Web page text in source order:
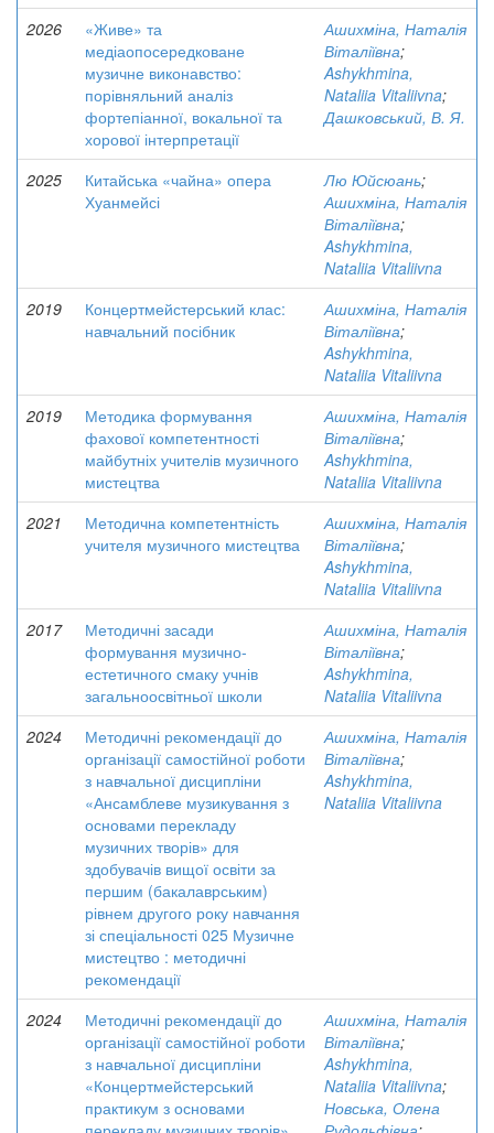
2026
«Живе» та
медіаопосередковане
музичне виконавство:
порівняльний аналіз
фортепіанної, вокальної та
хорової інтерпретації
Ашихміна, Наталія
Віталіївна;
Ashykhmina,
Nataliia Vitaliivna;
Дашковський, В. Я.
2025
Китайська «чайна» опера
Хуанмейсі
Лю Юйсюань;
Ашихміна, Наталія
Віталіївна;
Ashykhmina,
Nataliia Vitaliivna
2019
Концертмейстерський клас:
навчальний посібник
Ашихміна, Наталія
Віталіївна;
Ashykhmina,
Nataliia Vitaliivna
2019
Методика формування
фахової компетентності
майбутніх учителів музичного
мистецтва
Ашихміна, Наталія
Віталіївна;
Ashykhmina,
Nataliia Vitaliivna
2021
Методична компетентність
учителя музичного мистецтва
Ашихміна, Наталія
Віталіївна;
Ashykhmina,
Nataliia Vitaliivna
2017
Методичні засади
формування музично-
естетичного смаку учнів
загальноосвітньої школи
Ашихміна, Наталія
Віталіївна;
Ashykhmina,
Nataliia Vitaliivna
2024
Методичні рекомендації до
організації самостійної роботи
з навчальної дисципліни
«Ансамблеве музикування з
основами перекладу
музичних творів» для
здобувачів вищої освіти за
першим (бакалаврським)
рівнем другого року навчання
зі спеціальності 025 Музичне
мистецтво : методичні
рекомендації
Ашихміна, Наталія
Віталіївна;
Ashykhmina,
Nataliia Vitaliivna
2024
Методичні рекомендації до
організації самостійної роботи
з навчальної дисципліни
«Концертмейстерський
практикум з основами
Ашихміна, Наталія
Віталіївна;
Ashykhmina,
Nataliia Vitaliivna;
Новська, Олена